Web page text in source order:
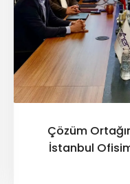
Çözüm
İstanbul